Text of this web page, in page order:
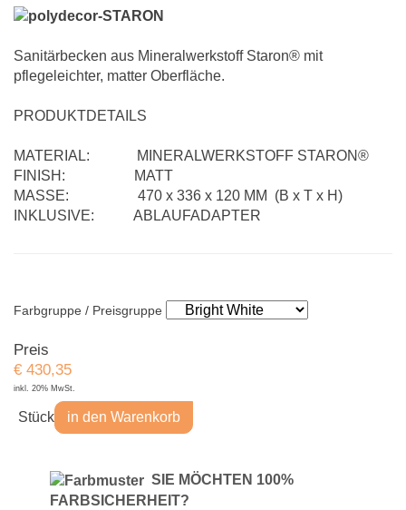
Sanitärbecken aus Mineralwerkstoff Staron® mit
pflegeleichter, matter Oberfläche.
PRODUKTDETAILS
MATERIAL: MINERALWERKSTOFF STARON®
FINISH: MATT
MASSE: 470 x 336 x 120 MM (B x T x H)
INKLUSIVE: ABLAUFADAPTER
Farbgruppe / Preisgruppe
Preis
€ 430,35
inkl. 20% MwSt.
Stück in den Warenkorb
S IE MÖCHTEN 100%
FARBSICHERHEIT?